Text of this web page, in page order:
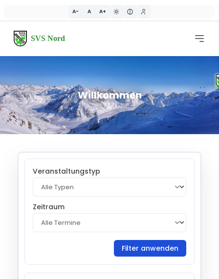
A- A A+
SVS Nord
Willkommen
Veranstaltungstyp
Zeitraum
Filter anwenden